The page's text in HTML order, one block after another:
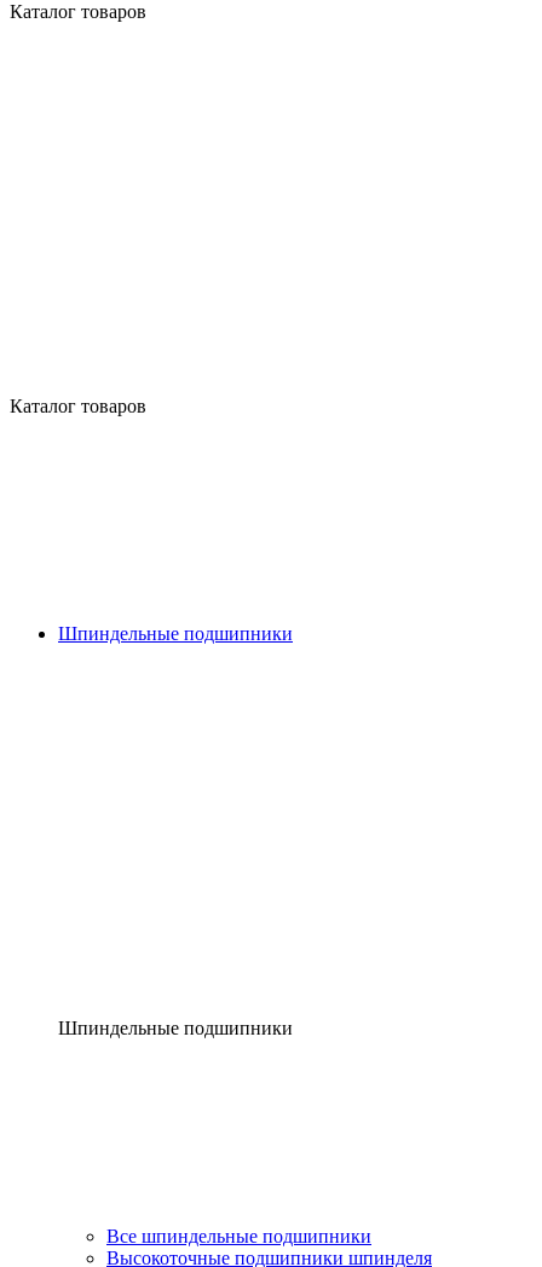
Каталог товаров
Каталог товаров
Шпиндельные подшипники
Шпиндельные подшипники
Все шпиндельные подшипники
Высокоточные подшипники шпинделя